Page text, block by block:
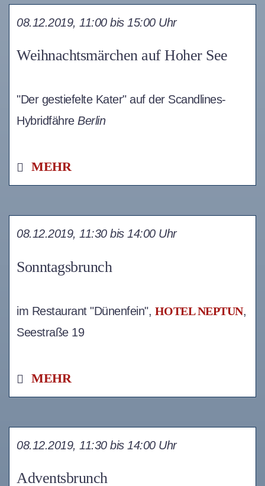
Weihnachtsmärchen auf Hoher See
08.12.2019, 11:00 bis 15:00 Uhr
"Der gestiefelte Kater" auf der Scandlines-
Hybridfähre Berlin
MEHR
Sonntagsbrunch
08.12.2019, 11:30 bis 14:00 Uhr
im Restaurant "Dünenfein", HOTEL NEPTUN,
Seestraße 19
MEHR
Adventsbrunch
08.12.2019, 11:30 bis 14:00 Uhr